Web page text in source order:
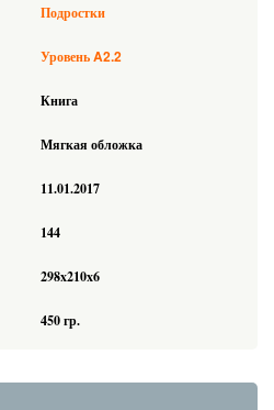
Подростки
УровеньA2.2
Книга
Мягкая обложка
11.01.2017
144
298x210x6
450 гр.